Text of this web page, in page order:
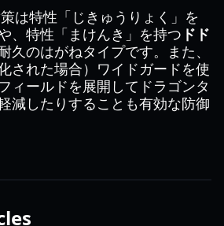
は特性「じきゅうりょく」を
、特性「まけんき」を持つ ドド
久のはがねタイプです。また、
された場合）ワイドガードを使
ィールドを展開してドラゴンタ
減したりすることも有効な防御